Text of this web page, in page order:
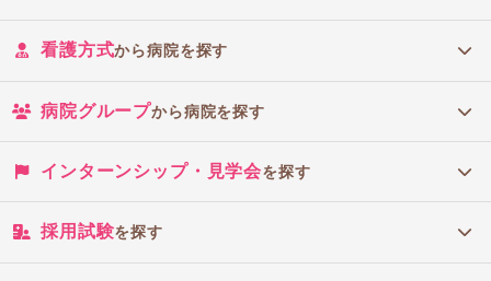
看護方式から病院を探す
病院グループから病院を探す
インターンシップ・見学会を探す
採用試験を探す